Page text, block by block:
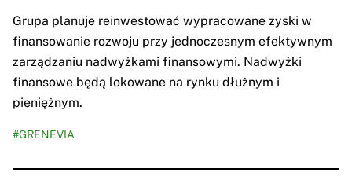
Grupa planuje reinwestować wypracowane zyski w
finansowanie rozwoju przy jednoczesnym efektywnym
zarządzaniu nadwyżkami finansowymi. Nadwyżki
finansowe będą lokowane na rynku dłużnym i
pieniężnym.
#GRENEVIA